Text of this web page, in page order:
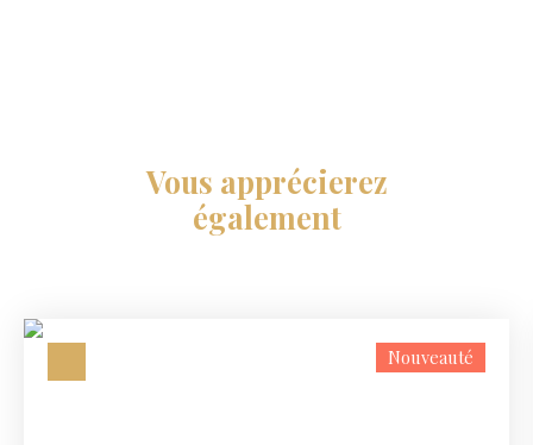
Vous apprécierez
également
Nouveauté